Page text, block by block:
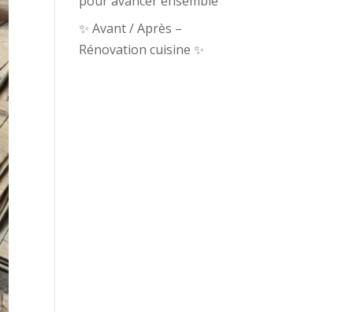
✨ Avant / Après –
Rénovation cuisine ✨